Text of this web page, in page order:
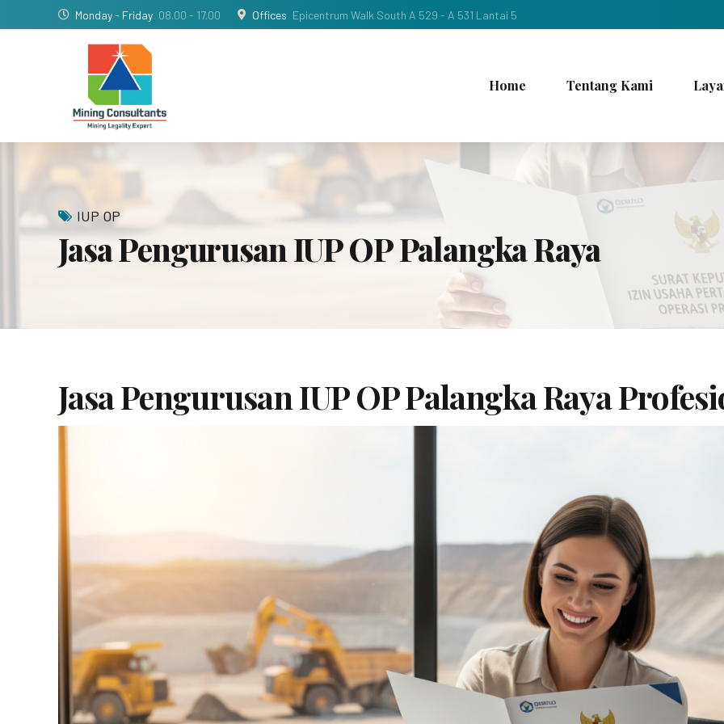
Monday - Friday 08.00 - 17.00 Offices Epicentrum Walk South A 529 - A 531 Lantai 5
Home Tentang Kami
IUP OP
Jasa Pengurusan IUP OP Palangka Raya
Jasa Pengurusan IUP OP Palangka Raya